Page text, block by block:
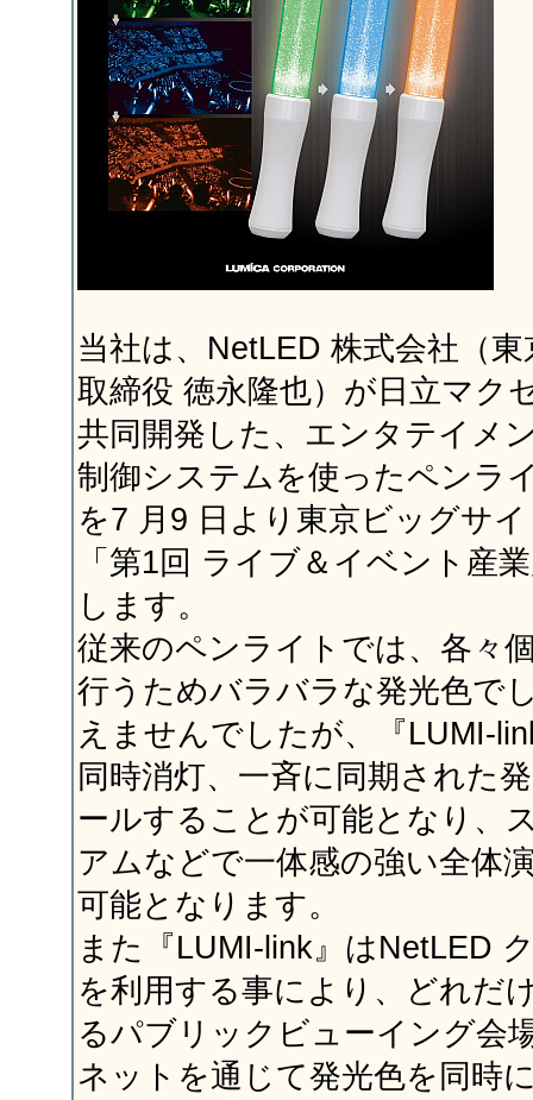
当社は、NetLED 株式会社（
取締役 徳永隆也）が日立マク
共同開発した、エンタテイメ
制御システムを使ったペンラ
を7 月9 日より東京ビッグサ
「第1回 ライブ＆イベント産
します。
従来のペンライトでは、各々
行うためバラバラな発光色で
えませんでしたが、『LUMI-
同時消灯、一斉に同期された
ールすることが可能となり、
アムなどで一体感の強い全体
可能となります。
また『LUMI-link』はNetLED
を利用する事により、どれだ
るパブリックビューイング会
ネットを通じて発光色を同時